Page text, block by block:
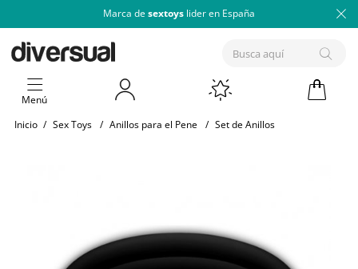
Marca de sextoys lider en España
Menú
Inicio / Sex Toys / Anillos para el Pene / Set de Anillos